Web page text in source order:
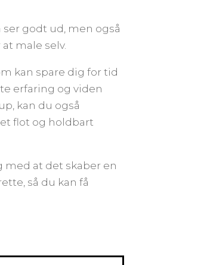
godt ud, men også
male selv.
kan spare dig for tid
erfaring og viden
kan du også
flot og holdbart
at det skaber en
så du kan få